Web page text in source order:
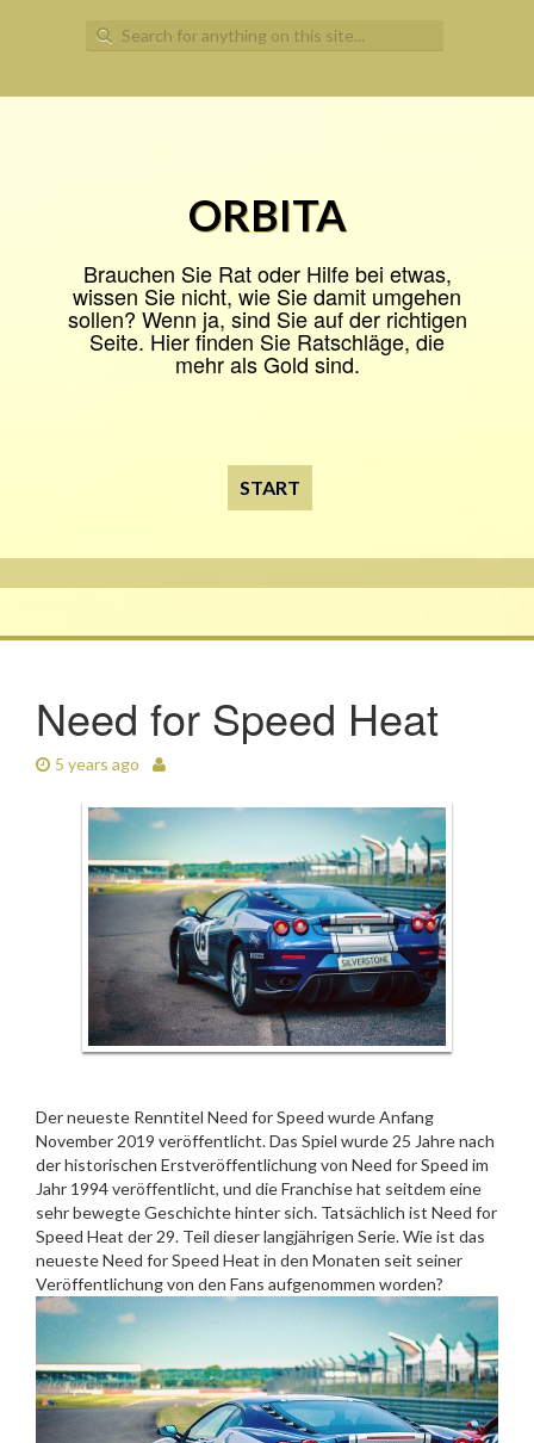
Search
for:
ORBITA
Brauchen Sie Rat oder Hilfe bei etwas,
wissen Sie nicht, wie Sie damit umgehen
sollen? Wenn ja, sind Sie auf der richtigen
Seite. Hier finden Sie Ratschläge, die
mehr als Gold sind.
START
Need for Speed Heat
5 years ago
Der neueste Renntitel Need for Speed wurde Anfang
November 2019 veröffentlicht. Das Spiel wurde 25 Jahre nach
der historischen Erstveröffentlichung von Need for Speed im
Jahr 1994 veröffentlicht, und die Franchise hat seitdem eine
sehr bewegte Geschichte hinter sich. Tatsächlich ist Need for
Speed Heat der 29. Teil dieser langjährigen Serie. Wie ist das
neueste Need for Speed Heat in den Monaten seit seiner
Veröffentlichung von den Fans aufgenommen worden?